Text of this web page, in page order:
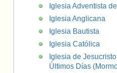
Iglesia Adventista
Iglesia Anglicana
Iglesia Bautista
Iglesia Católica
Iglesia de
Últimos Días